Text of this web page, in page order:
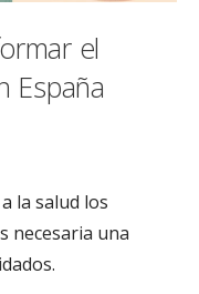
el
España
la salud los
necesaria una